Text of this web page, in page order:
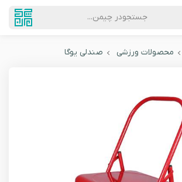
جستجودر چیمن...
محصولات ورزشی صندلی یوگا